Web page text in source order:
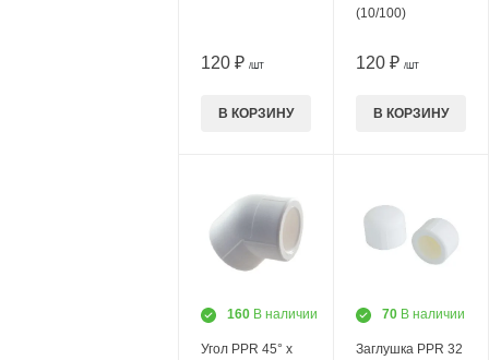
120 ₽ /ШТ
В КОРЗИНУ
(10/100)
120 ₽ /ШТ
В КОРЗИНУ
160 В наличии
Угол PPR 45° х
70 В наличии
Заглушка PPR 32